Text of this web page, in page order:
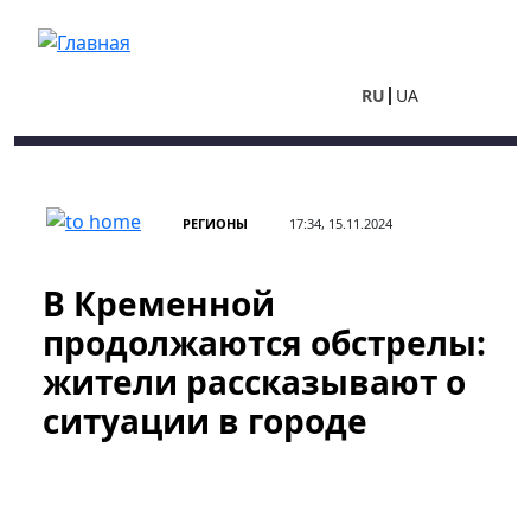
RU UA
РЕГИОНЫ 17:34, 15.11.2024
В Кременной
продолжаются обстрелы:
жители рассказывают о
ситуации в городе